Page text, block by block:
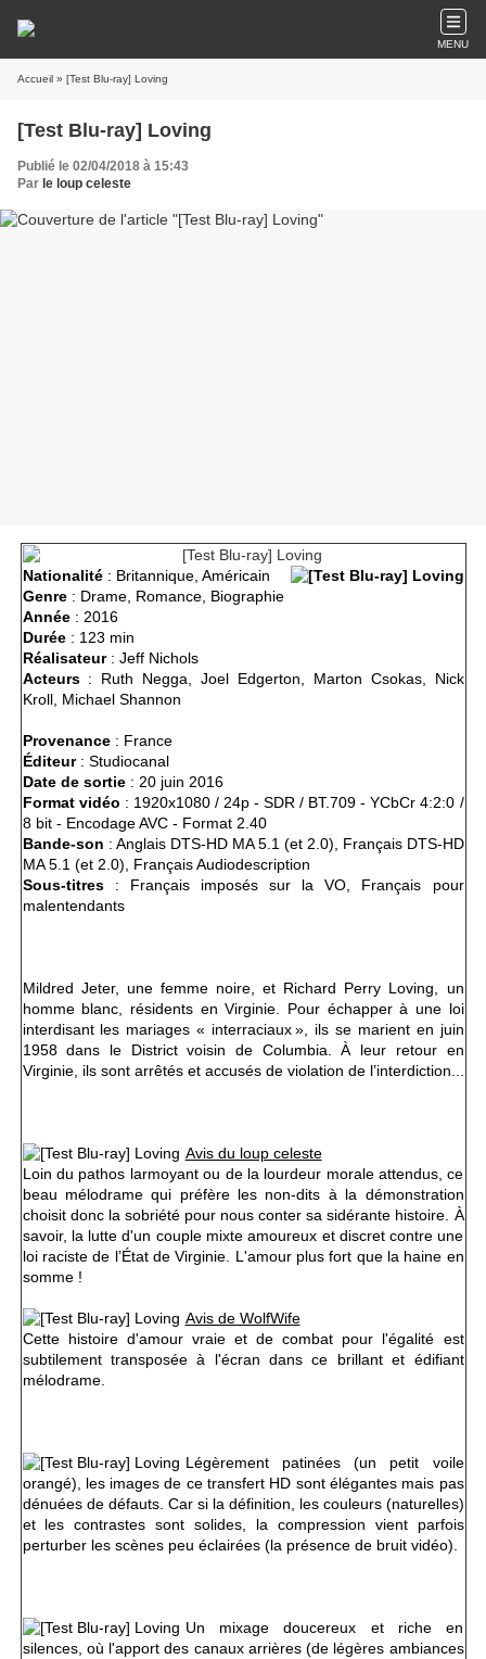
MENU
Accueil » [Test Blu-ray] Loving
[Test Blu-ray] Loving
Publié le 02/04/2018 à 15:43
Par le loup celeste
Nationalité: Britannique, Américain
Genre: Drame, Romance, Biographie
Année: 2016
Durée: 123 min
Réalisateur: Jeff Nichols
Acteurs: Ruth Negga, Joel Edgerton, Marton Csokas, Nick
Kroll, Michael Shannon
Provenance: France
Éditeur: Studiocanal
Date de sortie: 20 juin 2016
Format vidéo : 1920x1080 / 24p - SDR / BT.709 - YCbCr 4:2:0 /
8 bit - Encodage AVC - Format 2.40
Bande-son : Anglais DTS-HD MA 5.1 (et 2.0), Français DTS-HD
MA 5.1 (et 2.0), Français Audiodescription
Sous-titres: Français imposés sur la VO, Français pour
malentendants
Mildred Jeter, une femme noire, et Richard Perry Loving, un
homme blanc, résidents en Virginie. Pour échapper à une loi
interdisant les mariages « interraciaux », ils se marient en juin
1958 dans le District voisin de Columbia. À leur retour en
Virginie, ils sont arrêtés et accusés de violation de l’interdiction...
Avis du loup celeste
Loin du pathos larmoyant ou de la lourdeur morale attendus, ce
beau mélodrame qui préfère les non-dits à la démonstration
choisit donc la sobriété pour nous conter sa sidérante histoire. À
savoir, la lutte d'un couple mixte amoureux et discret contre une
loi raciste de l’État de Virginie. L'amour plus fort que la haine en
somme !
Avis de WolfWife
Cette histoire d'amour vraie et de combat pour l'égalité est
subtilement transposée à l'écran dans ce brillant et édifiant
mélodrame.
Légèrement patinées (un petit voile
orangé), les images de ce transfert HD sont élégantes mais pas
dénuées de défauts. Car si la définition, les couleurs (naturelles)
et les contrastes sont solides, la compression vient parfois
perturber les scènes peu éclairées (la présence de bruit vidéo).
Un mixage doucereux et riche en
silences, où l'apport des canaux arrières (de légères ambiances